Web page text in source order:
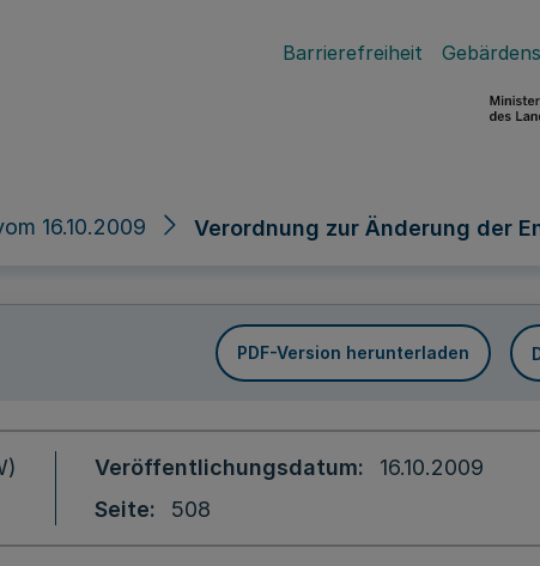
Barrierefreiheit
16.10.2009 Verordnung zur Änderung der
PDF-Version herunterladen
Veröffentlichungsdatum
16.10.2009
Seite
508